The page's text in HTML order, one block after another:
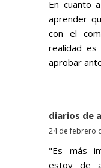
En cuanto
aprender
con el
realidad
aprobar
diarios de
24 de febrero
"Es más
estoy de